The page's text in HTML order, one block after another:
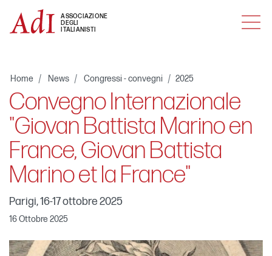
ASSOCIAZIONE
DEGLI
ITALIANISTI
MENU
Home News Congressi - convegni 2025
Convegno Internazionale
"Giovan Battista Marino en
France, Giovan Battista
Marino et la France"
Parigi, 16-17 ottobre 2025
16 Ottobre 2025